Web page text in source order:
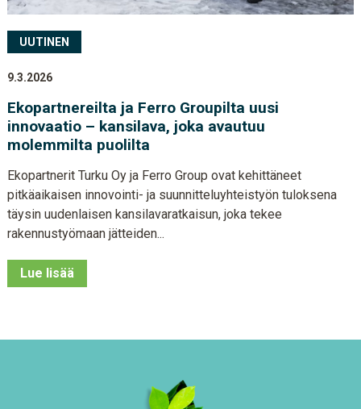
UUTINEN
9.3.2026
Ekopartnereilta ja Ferro Groupilta uusi
innovaatio – kansilava, joka avautuu
molemmilta puolilta
Ekopartnerit Turku Oy ja Ferro Group ovat kehittäneet
pitkäaikaisen innovointi- ja suunnitteluyhteistyön tuloksena
täysin uudenlaisen kansilavaratkaisun, joka tekee
rakennustyömaan jätteiden...
Lue lisää